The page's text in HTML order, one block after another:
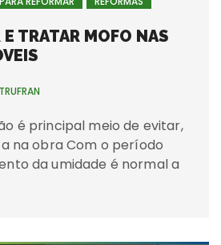
TRATAR MOFO NAS
é principal meio de evitar,
na obra Com o período
da umidade é normal a